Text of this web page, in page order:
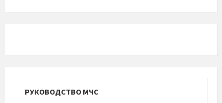
РУКОВОДСТВО МЧС